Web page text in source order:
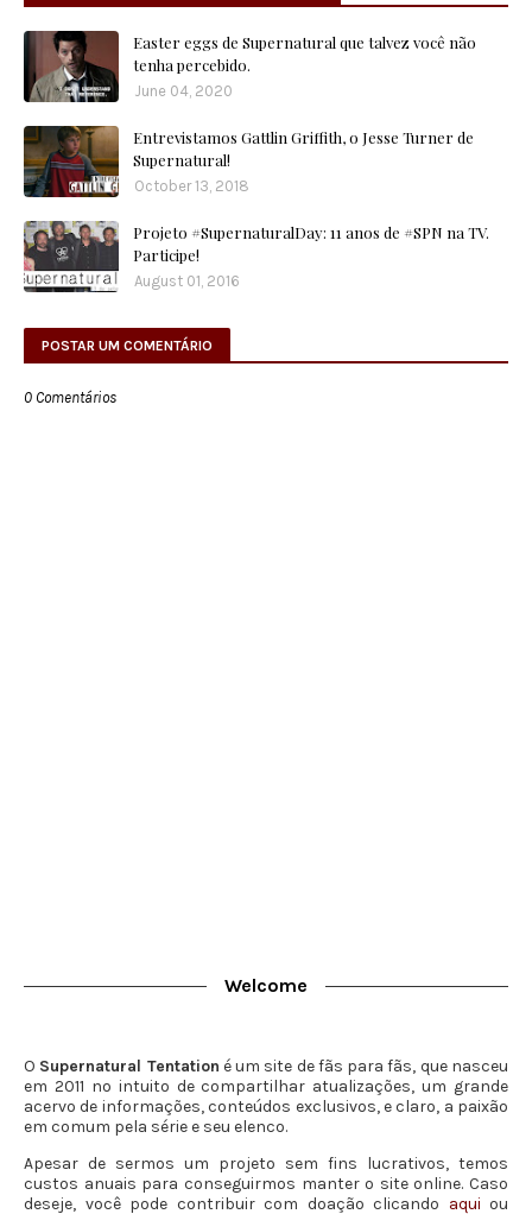
Easter eggs de Supernatural que talvez você não
tenha percebido.
June 04, 2020
Entrevistamos Gattlin Griffith, o Jesse Turner de
Supernatural!
October 13, 2018
Projeto #SupernaturalDay: 11 anos de #SPN na TV.
Participe!
August 01, 2016
POSTAR UM COMENTÁRIO
0 Comentários
Welcome
O Supernatural Tentation é um site de fãs para fãs, que nasceu
em 2011 no intuito de compartilhar atualizações, um grande
acervo de informações, conteúdos exclusivos, e claro, a paixão
em comum pela série e seu elenco.
Apesar de sermos um projeto sem fins lucrativos, temos
custos anuais para conseguirmos manter o site online. Caso
deseje, você pode contribuir com doação clicando aqui ou